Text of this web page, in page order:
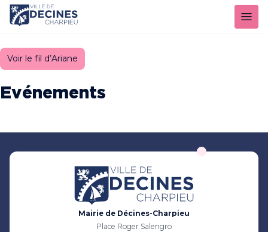
Voir le fil d’Ariane
Evénements
Mairie de Décines-Charpieu
Place Roger Salengro
Panneau de gestion des cookies